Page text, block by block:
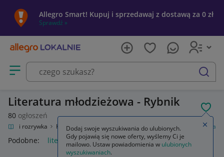
Allegro Smart! Kupuj i sprzedawaj z dostawą za 0 zł
Sprawdź »
Otwórz menu z kategoriami
szukaj
Literatura młodzieżowa - Rybnik
80 ogłoszeń
i rozrywka Książki Książki dla młodzieży Literatura młodzieżowa
Podobne: literatura młodzieżowa
Dodaj swoje wyszukiwania do ulubionych.
Gdy pojawią się nowe oferty, wyślemy Ci je
mailowo. Ustaw powiadomienia w ulubionych
wyszukiwaniach.